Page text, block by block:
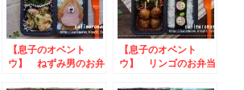
【息子のオベント
ウ】 ねずみ男のお弁
【息子のオベント
ウ】 リンゴのお弁当